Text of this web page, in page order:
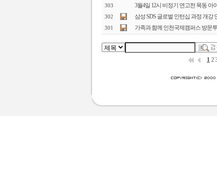
303 3월4일 12시 비정기 연고전 목동 아
302 삼성 SDS 글로벌 인턴십 과정 개강
301 가족과 함께 인천국제캠퍼스 방문
1 2 3